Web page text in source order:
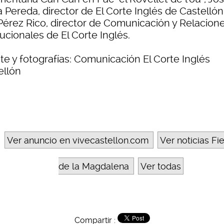
Pereda, director de El Corte Inglés de
Rico, director de Comunicación y
de El Corte Inglés.
y fotografías: Comunicación El Corte Inglés
Ver anuncio en vivecastellon.com Ver noticias
de la Magdalena Ver todas
Compartir :